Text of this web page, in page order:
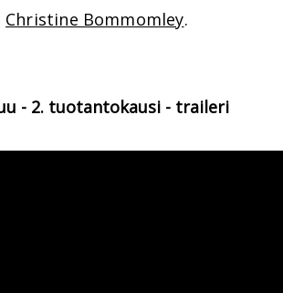
Christine Bommomley.
- 2. tuotantokausi - traileri